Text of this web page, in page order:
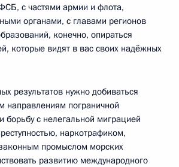
с частями армии и флота,
органами, с главами регионов
конечно, опираться
которые видят в вас своих надёжных
результатов нужно добиваться
направлениям пограничной
борьбу с нелегальной миграцией
наркотрафиком,
промыслом морских
развитию международного